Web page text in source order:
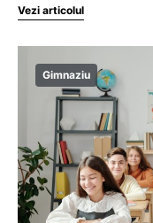
Vezi articolul
Gimnaziu